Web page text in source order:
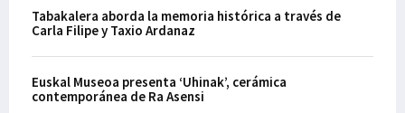
Tabakalera aborda la memoria histórica a través de
Carla Filipe y Taxio Ardanaz
Euskal Museoa presenta ‘Uhinak’, cerámica
contemporánea de Ra Asensi